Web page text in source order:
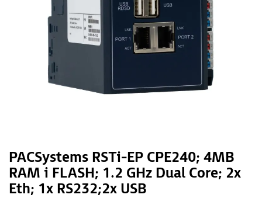
PACSystems RSTi-EP CPE240; 4MB
RAM i FLASH; 1.2 GHz Dual Core; 2x
Eth; 1x RS232;2x USB